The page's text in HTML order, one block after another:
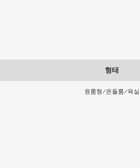
형태
원룸형/온돌룸/욕실